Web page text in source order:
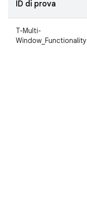
ID di prova
T-Multi-
Window_Functionality